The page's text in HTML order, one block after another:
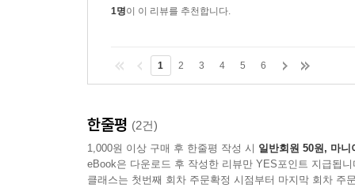
1명이 이 리뷰를 추천합니다.
1 2 3 4 5 6
한줄평 (2건)
1,000원 이상 구매 후 한줄평 작성 시 일반회원 50원, 마니
eBook은 다운로드 후 작성한 리뷰만 YES포인트 지급됩니
클래스는 첫번째 회차 주문확정 시점부터 마지막 회차 주